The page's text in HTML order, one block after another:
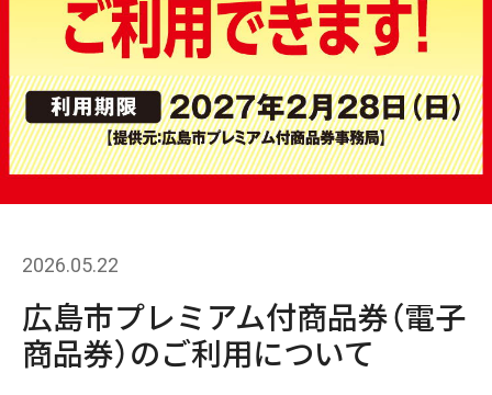
2026.05.22
広島市プレミアム付商品券（電子
商品券）のご利用について